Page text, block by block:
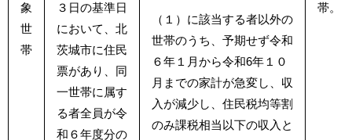
象
世
帯
３日の基準日
において、北
茨城市に住民
票があり、同
一世帯に属す
る者全員が令
和６年度分の
（１）に該当する者以外の
世帯のうち、予期せず令和
６年１月から令和6年１０
月までの家計が急変し、収
入が減少し、住民税均等割
のみ課税相当以下の収入と
帯。